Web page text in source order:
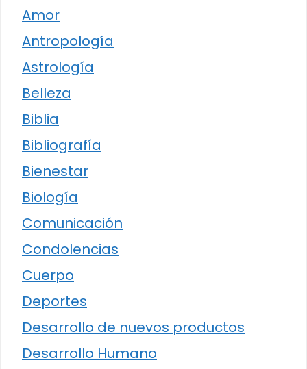
Amor
Antropología
Astrología
Belleza
Biblia
Bibliografía
Bienestar
Biología
Comunicación
Condolencias
Cuerpo
Deportes
Desarrollo de nuevos productos
Desarrollo Humano